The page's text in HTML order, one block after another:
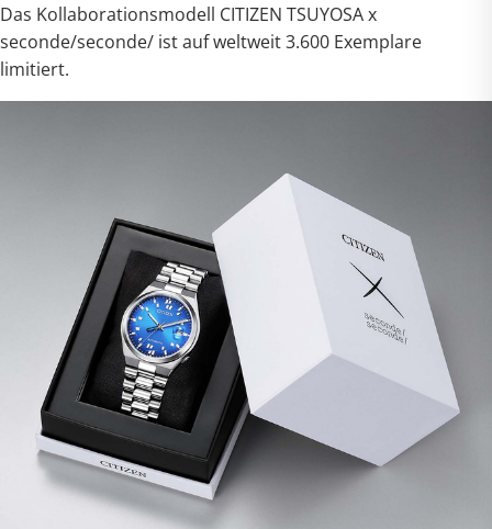
Das Kollaborationsmodell CITIZEN TSUYOSA x
seconde/seconde/ ist auf weltweit 3.600 Exemplare
limitiert.